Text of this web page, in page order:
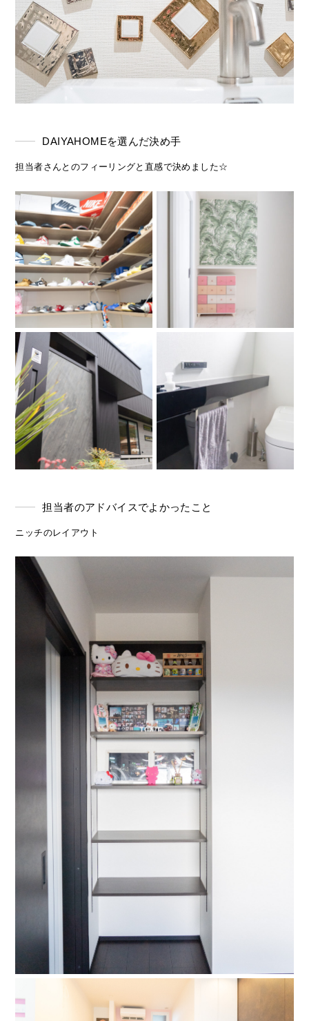
DAIYAHOMEを選んだ決め手
担当者さんとのフィーリングと直感で決めました☆
担当者のアドバイスでよかったこと
ニッチのレイアウト